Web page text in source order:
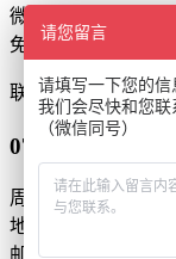
微信扫一扫
免费获取设计报价
联系
0755-86550255
周一到周日 9:00-
地址：深圳市光明
请您留言
请填写一下您的信
我们会尽快和您
（微信同号）